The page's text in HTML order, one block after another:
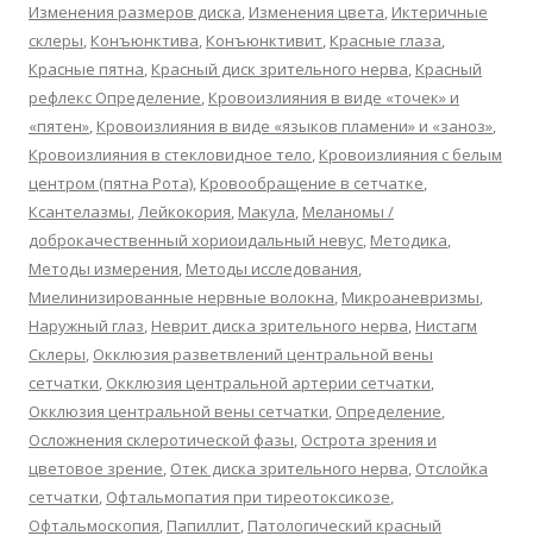
Изменения размеров диска, Изменения цвета, Иктеричные
склеры, Конъюнктива, Конъюнктивит, Красные глаза,
Красные пятна, Красный диск зрительного нерва, Красный
рефлекс Определение, Кровоизлияния в виде «точек» и
«пятен», Кровоизлияния в виде «языков пламени» и «заноз»,
Кровоизлияния в стекловидное тело, Кровоизлияния с белым
центром (пятна Рота), Кровообращение в сетчатке,
Ксантелазмы,Лейкокория, Макула, Меланомы /
доброкачественный хориоидальный невус, Методика,
Методы измерения, Методы исследования,
Миелинизированные нервные волокна, Микроаневризмы,
Наружный глаз, Неврит диска зрительного нерва, Нистагм
Склеры, Окклюзия разветвлений центральной вены
сетчатки, Окклюзия центральной артерии сетчатки,
Окклюзия центральной вены сетчатки, Определение,
Осложнения склеротической фазы, Острота зрения и
цветовое зрение, Отек диска зрительного нерва, Отслойка
сетчатки, Офтальмопатия при тиреотоксикозе,
Офтальмоскопия, Папиллит, Патологический красный